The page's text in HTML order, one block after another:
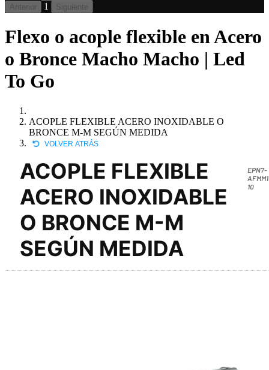
Anterior 1 Siguiente
Flexo o acople flexible en Acero
o Bronce Macho Macho | Led
To Go
ACOPLE FLEXIBLE ACERO INOXIDABLE O
BRONCE M-M SEGÚN MEDIDA
VOLVER ATRÁS
ACOPLE FLEXIBLE
ACERO INOXIDABLE
O BRONCE M-M
SEGÚN MEDIDA
EPN7-
10